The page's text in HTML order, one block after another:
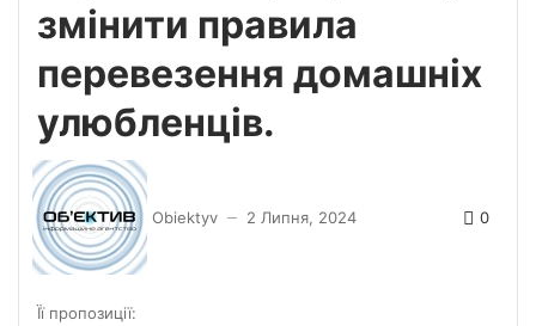
змінити правила
перевезення домашніх
улюбленців.
Obiektyv — 2 Липня, 2024 0
Її пропозиції: